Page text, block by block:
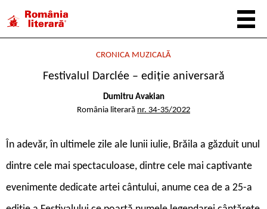
CRONICA MUZICALĂ
Festivalul Darclée – ediție aniversară
Dumitru Avakian
România literară nr. 34-35/2022
n adevăr, în ultimele zile ale lunii iulie, Brăila a găzduit unul
dintre cele mai spectaculoase, dintre cele mai captivante
evenimente dedicate artei cântului, anume cea de a 25-a